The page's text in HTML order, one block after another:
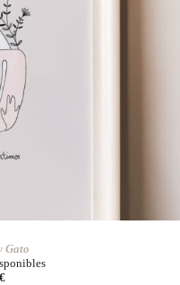
Gato